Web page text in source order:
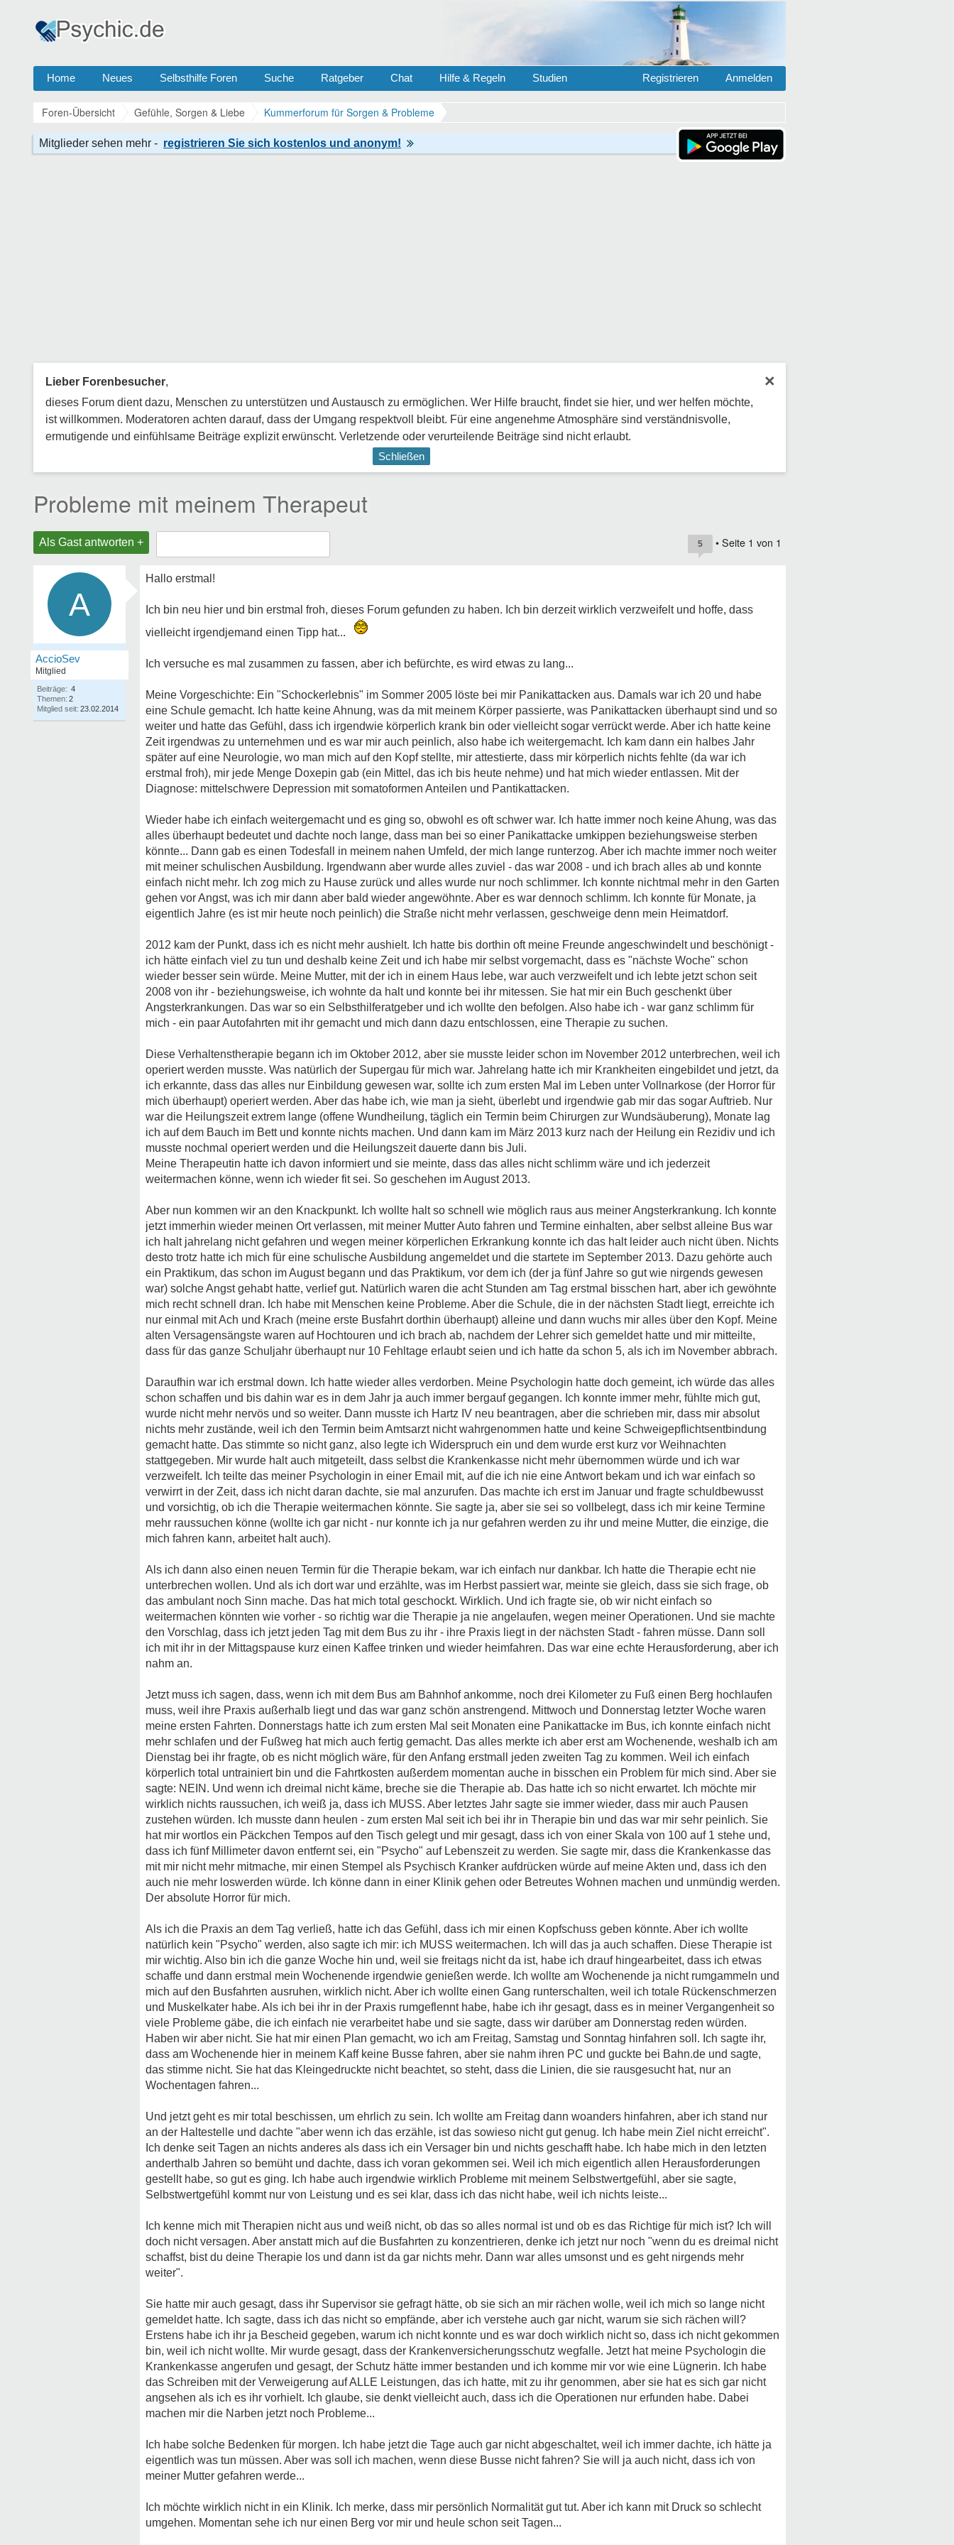
Home Neues Selbsthilfe Foren Suche Ratgeber Chat Hilfe & Regeln Studien Anmelden
Registrieren
Foren-Übersicht Gefühle, Sorgen & Liebe Kummerforum für Sorgen & Probleme
×
Lieber Forenbesucher,
dieses Forum dient dazu, Menschen zu unterstützen und Austausch zu ermöglichen. Wer Hilfe braucht, findet sie hier, und wer helfen möchte,
ist willkommen. Moderatoren achten darauf, dass der Umgang respektvoll bleibt. Für eine angenehme Atmosphäre sind verständnisvolle,
ermutigende und einfühlsame Beiträge explizit erwünscht. Verletzende oder verurteilende Beiträge sind nicht erlaubt.
Schließen
Probleme mit meinem Therapeut
Als Gast antworten + 5 • Seite 1 von 1
A
AccioSev
Mitglied
Beiträge: 4
Themen: 2
Mitglied seit: 23.02.2014
Hallo erstmal!
Ich bin neu hier und bin erstmal froh, dieses Forum gefunden zu haben. Ich bin derzeit wirklich verzweifelt und hoffe, dass
vielleicht irgendjemand einen Tipp hat...
Ich versuche es mal zusammen zu fassen, aber ich befürchte, es wird etwas zu lang...
Meine Vorgeschichte: Ein "Schockerlebnis" im Sommer 2005 löste bei mir Panikattacken aus. Damals war ich 20 und habe
eine Schule gemacht. Ich hatte keine Ahnung, was da mit meinem Körper passierte, was Panikattacken überhaupt sind und so
weiter und hatte das Gefühl, dass ich irgendwie körperlich krank bin oder vielleicht sogar verrückt werde. Aber ich hatte keine
Zeit irgendwas zu unternehmen und es war mir auch peinlich, also habe ich weitergemacht. Ich kam dann ein halbes Jahr
später auf eine Neurologie, wo man mich auf den Kopf stellte, mir attestierte, dass mir körperlich nichts fehlte (da war ich
erstmal froh), mir jede Menge Doxepin gab (ein Mittel, das ich bis heute nehme) und hat mich wieder entlassen. Mit der
Diagnose: mittelschwere Depression mit somatoformen Anteilen und Pantikattacken.
Wieder habe ich einfach weitergemacht und es ging so, obwohl es oft schwer war. Ich hatte immer noch keine Ahung, was das
alles überhaupt bedeutet und dachte noch lange, dass man bei so einer Panikattacke umkippen beziehungsweise sterben
könnte... Dann gab es einen Todesfall in meinem nahen Umfeld, der mich lange runterzog. Aber ich machte immer noch weiter
mit meiner schulischen Ausbildung. Irgendwann aber wurde alles zuviel - das war 2008 - und ich brach alles ab und konnte
einfach nicht mehr. Ich zog mich zu Hause zurück und alles wurde nur noch schlimmer. Ich konnte nichtmal mehr in den Garten
gehen vor Angst, was ich mir dann aber bald wieder angewöhnte. Aber es war dennoch schlimm. Ich konnte für Monate, ja
eigentlich Jahre (es ist mir heute noch peinlich) die Straße nicht mehr verlassen, geschweige denn mein Heimatdorf.
2012 kam der Punkt, dass ich es nicht mehr aushielt. Ich hatte bis dorthin oft meine Freunde angeschwindelt und beschönigt -
ich hätte einfach viel zu tun und deshalb keine Zeit und ich habe mir selbst vorgemacht, dass es "nächste Woche" schon
wieder besser sein würde. Meine Mutter, mit der ich in einem Haus lebe, war auch verzweifelt und ich lebte jetzt schon seit
2008 von ihr - beziehungsweise, ich wohnte da halt und konnte bei ihr mitessen. Sie hat mir ein Buch geschenkt über
Angsterkrankungen. Das war so ein Selbsthilferatgeber und ich wollte den befolgen. Also habe ich - war ganz schlimm für
mich - ein paar Autofahrten mit ihr gemacht und mich dann dazu entschlossen, eine Therapie zu suchen.
Diese Verhaltenstherapie begann ich im Oktober 2012, aber sie musste leider schon im November 2012 unterbrechen, weil ich
operiert werden musste. Was natürlich der Supergau für mich war. Jahrelang hatte ich mir Krankheiten eingebildet und jetzt, da
ich erkannte, dass das alles nur Einbildung gewesen war, sollte ich zum ersten Mal im Leben unter Vollnarkose (der Horror für
mich überhaupt) operiert werden. Aber das habe ich, wie man ja sieht, überlebt und irgendwie gab mir das sogar Auftrieb. Nur
war die Heilungszeit extrem lange (offene Wundheilung, täglich ein Termin beim Chirurgen zur Wundsäuberung), Monate lag
ich auf dem Bauch im Bett und konnte nichts machen. Und dann kam im März 2013 kurz nach der Heilung ein Rezidiv und ich
musste nochmal operiert werden und die Heilungszeit dauerte dann bis Juli.
Meine Therapeutin hatte ich davon informiert und sie meinte, dass das alles nicht schlimm wäre und ich jederzeit
weitermachen könne, wenn ich wieder fit sei. So geschehen im August 2013.
Aber nun kommen wir an den Knackpunkt. Ich wollte halt so schnell wie möglich raus aus meiner Angsterkrankung. Ich konnte
jetzt immerhin wieder meinen Ort verlassen, mit meiner Mutter Auto fahren und Termine einhalten, aber selbst alleine Bus war
ich halt jahrelang nicht gefahren und wegen meiner körperlichen Erkrankung konnte ich das halt leider auch nicht üben. Nichts
desto trotz hatte ich mich für eine schulische Ausbildung angemeldet und die startete im September 2013. Dazu gehörte auch
ein Praktikum, das schon im August begann und das Praktikum, vor dem ich (der ja fünf Jahre so gut wie nirgends gewesen
war) solche Angst gehabt hatte, verlief gut. Natürlich waren die acht Stunden am Tag erstmal bisschen hart, aber ich gewöhnte
mich recht schnell dran. Ich habe mit Menschen keine Probleme. Aber die Schule, die in der nächsten Stadt liegt, erreichte ich
nur einmal mit Ach und Krach (meine erste Busfahrt dorthin überhaupt) alleine und dann wuchs mir alles über den Kopf. Meine
alten Versagensängste waren auf Hochtouren und ich brach ab, nachdem der Lehrer sich gemeldet hatte und mir mitteilte,
dass für das ganze Schuljahr überhaupt nur 10 Fehltage erlaubt seien und ich hatte da schon 5, als ich im November abbrach.
Daraufhin war ich erstmal down. Ich hatte wieder alles verdorben. Meine Psychologin hatte doch gemeint, ich würde das alles
schon schaffen und bis dahin war es in dem Jahr ja auch immer bergauf gegangen. Ich konnte immer mehr, fühlte mich gut,
wurde nicht mehr nervös und so weiter. Dann musste ich Hartz IV neu beantragen, aber die schrieben mir, dass mir absolut
nichts mehr zustände, weil ich den Termin beim Amtsarzt nicht wahrgenommen hatte und keine Schweigepflichtsentbindung
gemacht hatte. Das stimmte so nicht ganz, also legte ich Widerspruch ein und dem wurde erst kurz vor Weihnachten
stattgegeben. Mir wurde halt auch mitgeteilt, dass selbst die Krankenkasse nicht mehr übernommen würde und ich war
verzweifelt. Ich teilte das meiner Psychologin in einer Email mit, auf die ich nie eine Antwort bekam und ich war einfach so
verwirrt in der Zeit, dass ich nicht daran dachte, sie mal anzurufen. Das machte ich erst im Januar und fragte schuldbewusst
und vorsichtig, ob ich die Therapie weitermachen könnte. Sie sagte ja, aber sie sei so vollbelegt, dass ich mir keine Termine
mehr raussuchen könne (wollte ich gar nicht - nur konnte ich ja nur gefahren werden zu ihr und meine Mutter, die einzige, die
mich fahren kann, arbeitet halt auch).
Als ich dann also einen neuen Termin für die Therapie bekam, war ich einfach nur dankbar. Ich hatte die Therapie echt nie
unterbrechen wollen. Und als ich dort war und erzählte, was im Herbst passiert war, meinte sie gleich, dass sie sich frage, ob
das ambulant noch Sinn mache. Das hat mich total geschockt. Wirklich. Und ich fragte sie, ob wir nicht einfach so
weitermachen könnten wie vorher - so richtig war die Therapie ja nie angelaufen, wegen meiner Operationen. Und sie machte
den Vorschlag, dass ich jetzt jeden Tag mit dem Bus zu ihr - ihre Praxis liegt in der nächsten Stadt - fahren müsse. Dann soll
ich mit ihr in der Mittagspause kurz einen Kaffee trinken und wieder heimfahren. Das war eine echte Herausforderung, aber ich
nahm an.
Jetzt muss ich sagen, dass, wenn ich mit dem Bus am Bahnhof ankomme, noch drei Kilometer zu Fuß einen Berg hochlaufen
muss, weil ihre Praxis außerhalb liegt und das war ganz schön anstrengend. Mittwoch und Donnerstag letzter Woche waren
meine ersten Fahrten. Donnerstags hatte ich zum ersten Mal seit Monaten eine Panikattacke im Bus, ich konnte einfach nicht
mehr schlafen und der Fußweg hat mich auch fertig gemacht. Das alles merkte ich aber erst am Wochenende, weshalb ich am
Dienstag bei ihr fragte, ob es nicht möglich wäre, für den Anfang erstmall jeden zweiten Tag zu kommen. Weil ich einfach
körperlich total untrainiert bin und die Fahrtkosten außerdem momentan auche in bisschen ein Problem für mich sind. Aber sie
sagte: NEIN. Und wenn ich dreimal nicht käme, breche sie die Therapie ab. Das hatte ich so nicht erwartet. Ich möchte mir
wirklich nichts raussuchen, ich weiß ja, dass ich MUSS. Aber letztes Jahr sagte sie immer wieder, dass mir auch Pausen
zustehen würden. Ich musste dann heulen - zum ersten Mal seit ich bei ihr in Therapie bin und das war mir sehr peinlich. Sie
hat mir wortlos ein Päckchen Tempos auf den Tisch gelegt und mir gesagt, dass ich von einer Skala von 100 auf 1 stehe und,
dass ich fünf Millimeter davon entfernt sei, ein "Psycho" auf Lebenszeit zu werden. Sie sagte mir, dass die Krankenkasse das
mit mir nicht mehr mitmache, mir einen Stempel als Psychisch Kranker aufdrücken würde auf meine Akten und, dass ich den
auch nie mehr loswerden würde. Ich könne dann in einer Klinik gehen oder Betreutes Wohnen machen und unmündig werden.
Der absolute Horror für mich.
Als ich die Praxis an dem Tag verließ, hatte ich das Gefühl, dass ich mir einen Kopfschuss geben könnte. Aber ich wollte
natürlich kein "Psycho" werden, also sagte ich mir: ich MUSS weitermachen. Ich will das ja auch schaffen. Diese Therapie ist
mir wichtig. Also bin ich die ganze Woche hin und, weil sie freitags nicht da ist, habe ich drauf hingearbeitet, dass ich etwas
schaffe und dann erstmal mein Wochenende irgendwie genießen werde. Ich wollte am Wochenende ja nicht rumgammeln und
mich auf den Busfahrten ausruhen, wirklich nicht. Aber ich wollte einen Gang runterschalten, weil ich totale Rückenschmerzen
und Muskelkater habe. Als ich bei ihr in der Praxis rumgeflennt habe, habe ich ihr gesagt, dass es in meiner Vergangenheit so
viele Probleme gäbe, die ich einfach nie verarbeitet habe und sie sagte, dass wir darüber am Donnerstag reden würden.
Haben wir aber nicht. Sie hat mir einen Plan gemacht, wo ich am Freitag, Samstag und Sonntag hinfahren soll. Ich sagte ihr,
dass am Wochenende hier in meinem Kaff keine Busse fahren, aber sie nahm ihren PC und guckte bei Bahn.de und sagte,
das stimme nicht. Sie hat das Kleingedruckte nicht beachtet, so steht, dass die Linien, die sie rausgesucht hat, nur an
Wochentagen fahren...
Und jetzt geht es mir total beschissen, um ehrlich zu sein. Ich wollte am Freitag dann woanders hinfahren, aber ich stand nur
an der Haltestelle und dachte "aber wenn ich das erzähle, ist das sowieso nicht gut genug. Ich habe mein Ziel nicht erreicht".
Ich denke seit Tagen an nichts anderes als dass ich ein Versager bin und nichts geschafft habe. Ich habe mich in den letzten
anderthalb Jahren so bemüht und dachte, dass ich voran gekommen sei. Weil ich mich eigentlich allen Herausforderungen
gestellt habe, so gut es ging. Ich habe auch irgendwie wirklich Probleme mit meinem Selbstwertgefühl, aber sie sagte,
Selbstwertgefühl kommt nur von Leistung und es sei klar, dass ich das nicht habe, weil ich nichts leiste...
Ich kenne mich mit Therapien nicht aus und weiß nicht, ob das so alles normal ist und ob es das Richtige für mich ist? Ich will
doch nicht versagen. Aber anstatt mich auf die Busfahrten zu konzentrieren, denke ich jetzt nur noch "wenn du es dreimal nicht
schaffst, bist du deine Therapie los und dann ist da gar nichts mehr. Dann war alles umsonst und es geht nirgends mehr
weiter".
Sie hatte mir auch gesagt, dass ihr Supervisor sie gefragt hätte, ob sie sich an mir rächen wolle, weil ich mich so lange nicht
gemeldet hatte. Ich sagte, dass ich das nicht so empfände, aber ich verstehe auch gar nicht, warum sie sich rächen will?
Erstens habe ich ihr ja Bescheid gegeben, warum ich nicht konnte und es war doch wirklich nicht so, dass ich nicht gekommen
bin, weil ich nicht wollte. Mir wurde gesagt, dass der Krankenversicherungsschutz wegfalle. Jetzt hat meine Psychologin die
Krankenkasse angerufen und gesagt, der Schutz hätte immer bestanden und ich komme mir vor wie eine Lügnerin. Ich habe
das Schreiben mit der Verweigerung auf ALLE Leistungen, das ich hatte, mit zu ihr genommen, aber sie hat es sich gar nicht
angsehen als ich es ihr vorhielt. Ich glaube, sie denkt vielleicht auch, dass ich die Operationen nur erfunden habe. Dabei
machen mir die Narben jetzt noch Probleme...
Ich habe solche Bedenken für morgen. Ich habe jetzt die Tage auch gar nicht abgeschaltet, weil ich immer dachte, ich hätte ja
eigentlich was tun müssen. Aber was soll ich machen, wenn diese Busse nicht fahren? Sie will ja auch nicht, dass ich von
meiner Mutter gefahren werde...
Ich möchte wirklich nicht in ein Klinik. Ich merke, dass mir persönlich Normalität gut tut. Aber ich kann mit Druck so schlecht
umgehen. Momentan sehe ich nur einen Berg vor mir und heule schon seit Tagen...